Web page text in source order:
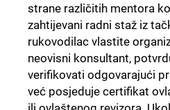
strane različitih mentora
zahtijevani radni staž iz
rukovodilac vlastite
neovisni konsultant,
verifikovati odgovarajući
već posjeduje certifikat